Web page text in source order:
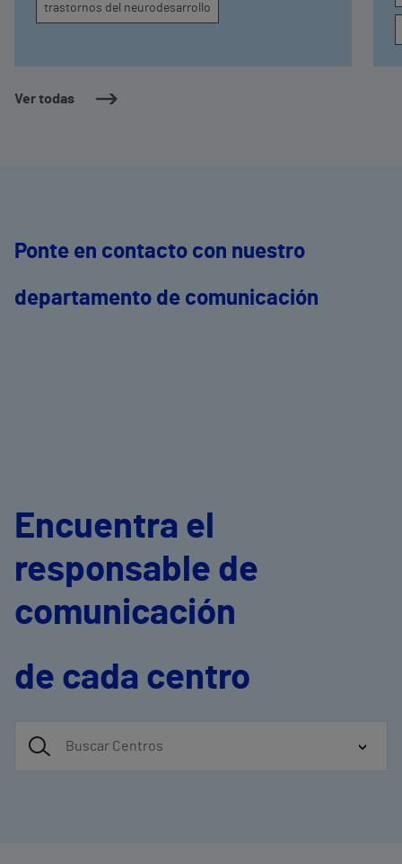
Ver todas
trastornos del neurodesarrollo
Ponte en contacto con nuestro
departamento de comunicación
Encuentra el
responsable de
comunicación
de cada centro